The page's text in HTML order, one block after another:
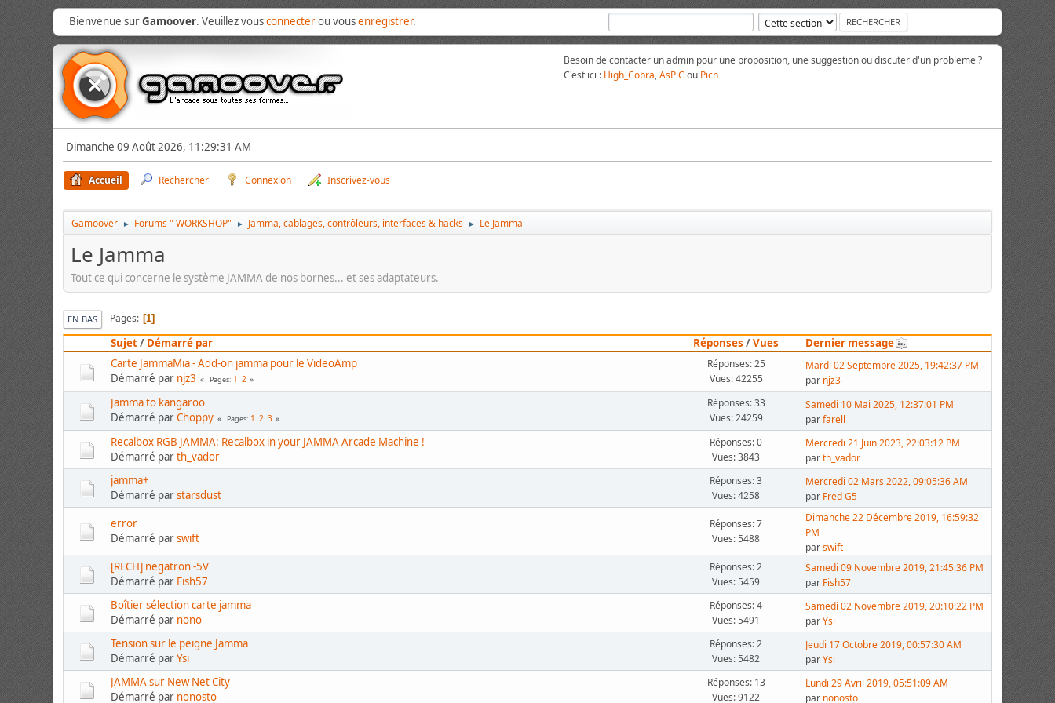
Bienvenue surGamoover. Veuillez vousconnecterou vousenregistrer.
Besoin de contacter un admin pour une proposition, une suggestion ou discuter d'un probleme ?
C'est ici : High_Cobra,AsPiC ou Pich
Dimanche 09 Août 2026, 11:29:31 AM
Accueil Rechercher Connexion Inscrivez-vous
Gamoover ► Forums " WORKSHOP" ► Jamma, cablages, contrôleurs, interfaces & hacks ► Le Jamma
Le Jamma
Tout ce qui concerne le système JAMMA de nos bornes... et ses adaptateurs.
EN BAS Pages 1
Sujet/ Démarré par Réponses /Vues
Dernier message
Carte JammaMia - Add-on jamma pour le VideoAmp
Démarré par njz3 Pages 1 2
Réponses: 25
Vues: 42255
Mardi 02 Septembre 2025, 19:42:37 PM
par njz3
Jamma to kangaroo
Démarré parChoppy Pages 1 2 3
Réponses: 33
Vues: 24259
Samedi 10 Mai 2025, 12:37:01 PM
parfarell
Recalbox RGB JAMMA: Recalbox in your JAMMA Arcade Machine !
Démarré parth_vador
Réponses: 0
Vues: 3843
Mercredi 21 Juin 2023, 22:03:12 PM
parth_vador
jamma+
Démarré parstarsdust
Réponses: 3
Vues: 4258
Mercredi 02 Mars 2022, 09:05:36 AM
par Fred G5
error
Démarré parswift
Réponses: 7
Vues: 5488
Dimanche 22 Décembre 2019, 16:59:32
PM
parswift
[RECH] negatron -5V
Démarré par Fish57
Réponses: 2
Vues: 5459
Samedi 09 Novembre 2019, 21:45:36 PM
par Fish57
Boîtier sélection carte jamma
Démarré par nono
Réponses: 4
Vues: 5491
Samedi 02 Novembre 2019, 20:10:22 PM
parYsi
Tension sur le peigne Jamma
Démarré parYsi
Réponses: 2
Vues: 5482
Jeudi 17 Octobre 2019, 00:57:30 AM
parYsi
JAMMA sur New Net City
Démarré par nonosto
Réponses: 13
Vues: 9122
Lundi 29 Avril 2019, 05:51:09 AM
par nonosto